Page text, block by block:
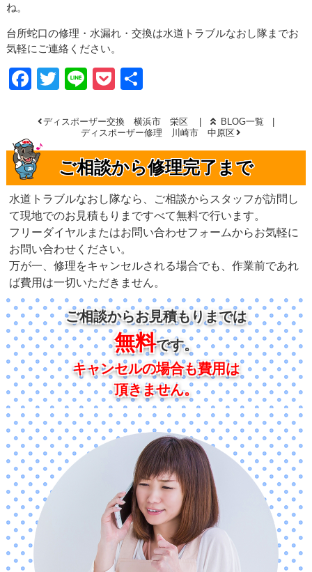
ね。
台所蛇口の修理・水漏れ・交換は水道トラブルなおし隊までお
気軽にご連絡ください。
Facebook
Twitter
LinePocket
ディスポーザー交換 横浜市 栄区
BLOG一覧
ディスポーザー修理 川崎市 中原区
ご相談から修理完了まで
水道トラブルなおし隊なら、ご相談からスタッフが訪問し
て現地でのお見積もりまですべて無料で行います。
フリーダイヤルまたはお問い合わせフォームからお気軽に
お問い合わせください。
万が一、修理をキャンセルされる場合でも、作業前であれ
ば費用は一切いただきません。
ご相談からお見積もりまでは
無料です。
キャンセルの場合も費用は
頂きません。